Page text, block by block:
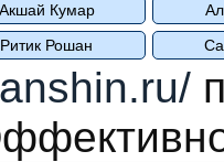
Акшай Кумар
Ритик Рошан